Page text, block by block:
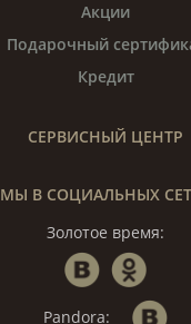
Акции
Подарочный
Кредит
СЕРВИСНЫЙ ЦЕНТР
МЫ В СОЦИАЛЬНЫХ
Золотое время:
Pandora: